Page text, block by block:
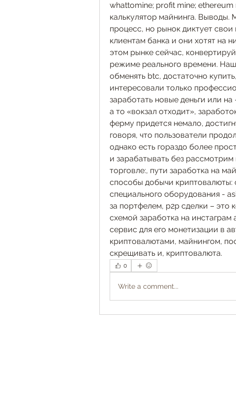
whattomine; profit mine; ethereum
калькулятор майнинга.
процесс, но рынок диктует
клиентам банка и они хотят на
этом рынке сейчас,
режиме реального времени.
обменять btc, достаточно
интересовали только
заработать новые деньги или
а то «вокзал отходит»,
ферму придется немало,
говоря, что пользователи
однако есть гораздо более
и зарабатывать без
торговле:, пути заработка на
способы добычи
специального оборудования -
за портфелем, р2р сделки – это
схемой заработка на инстаграм
сервис для его монетизации в
криптовалютами, майнингом,
скрещивать и, криптовалюта.
0
Write a comment...